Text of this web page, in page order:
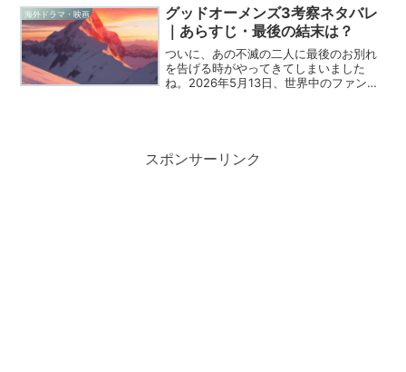
最も深く、そして痛烈な記憶を残したヒ
ロインといえば、間違いな...
海外ドラマ・映画
グッドオーメンズ3考察ネタバレ
｜あらすじ・最後の結末は？
ついに、あの不滅の二人に最後のお別れ
を告げる時がやってきてしまいました
ね。2026年5月13日、世界中のファンが
スポンサーリンク